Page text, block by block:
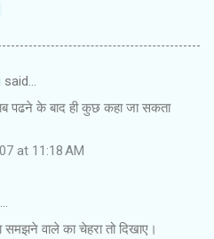
said…
पढने के बाद ही कुछ कहा जा सकता
at 11:18 AM
वाले का चेहरा तो दिखाए।